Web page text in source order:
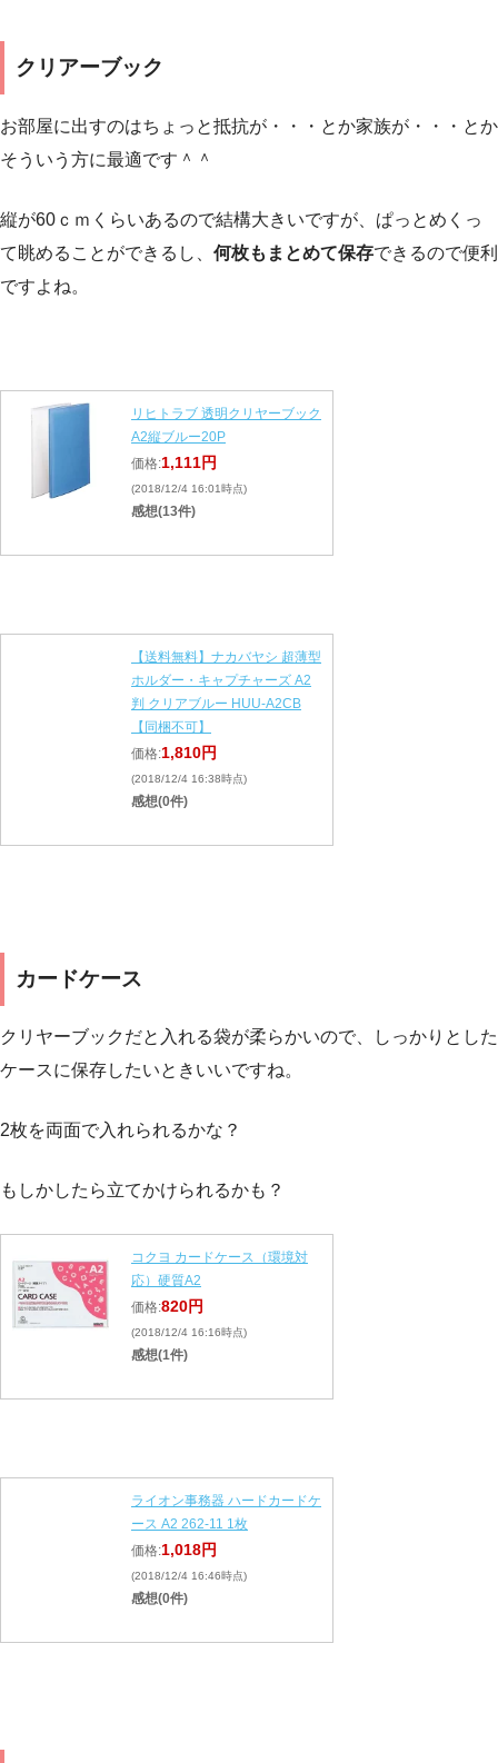
クリアーブック
お部屋に出すのはちょっと抵抗が・・・とか家族が・・・とか
そういう方に最適です＾＾
縦が60ｃｍくらいあるので結構大きいですが、ぱっとめくっ
て眺めることができるし、 何枚もまとめて保存できるので便利
ですよね。
リヒトラブ 透明クリヤーブック
A2縦ブルー20P
価格:1,111円
(2018/12/4 16:01時点)
感想(13件)
【送料無料】ナカバヤシ 超薄型
ホルダー・キャプチャーズ A2
判 クリアブルー HUU-A2CB
【同梱不可】
価格:1,810円
(2018/12/4 16:38時点)
感想(0件)
カードケース
クリヤーブックだと入れる袋が柔らかいので、しっかりとした
ケースに保存したいときいいですね。
2枚を両面で入れられるかな？
もしかしたら立てかけられるかも？
コクヨ カードケース（環境対
応）硬質A2
価格:820円
(2018/12/4 16:16時点)
感想(1件)
ライオン事務器 ハードカードケ
ース A2 262-11 1枚
価格:1,018円
(2018/12/4 16:46時点)
感想(0件)